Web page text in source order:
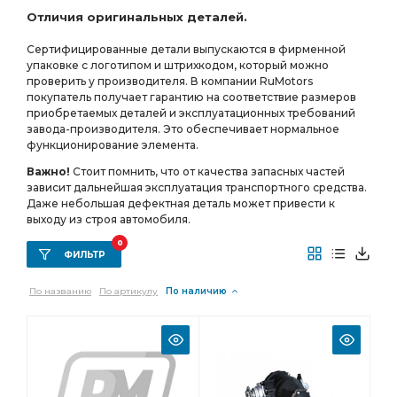
фланцы с торцевыми шлицами АЗ УРАЛ
МОСТ СРЕДНИЙ ПЕРЕДНЕГО МОСТА зуб фланец
РЕДУКТОР СРЕДНЕГО МОСТА i=7.49
СРЕДНЕГО МОСТА i=7.49
СРЕДНЕГО МОСТА i=7.49 49 зуб УРАЛ УВК
АБС пневмотормоза АЗ УРАЛ УРАЛ АМТ
зуб фланец с торц. шлицами
ТРУБКА АЗ УРАЛ
РЕДУКТОР ПЕРЕДНЕГО
РЕДУКТОР ПЕРЕДНЕГО МОСТА МАНОМЕТРУ АЗ УРАЛ
фланца с торцевыми шлицами АЗ УРАЛ
пневмотормозами АЗ УРАЛ
Отличия оригинальных деталей.
Сертифицированные детали выпускаются в фирменной
упаковке с логотипом и штрихкодом, который можно
проверить у производителя. В компании RuMotors
покупатель получает гарантию на соответствие размеров
приобретаемых деталей и эксплуатационных требований
завода-производителя. Это обеспечивает нормальное
функционирование элемента.
Важно! Стоит помнить, что от качества запасных частей
зависит дальнейшая эксплуатация транспортного средства.
Даже небольшая дефектная деталь может привести к
выходу из строя автомобиля.
ФИЛЬТР
0
По названию По артикулу По наличию